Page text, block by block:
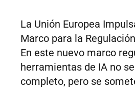
La Unión Europea
Marco para la
En este nuevo marco
herramientas de IA no
completo, pero se